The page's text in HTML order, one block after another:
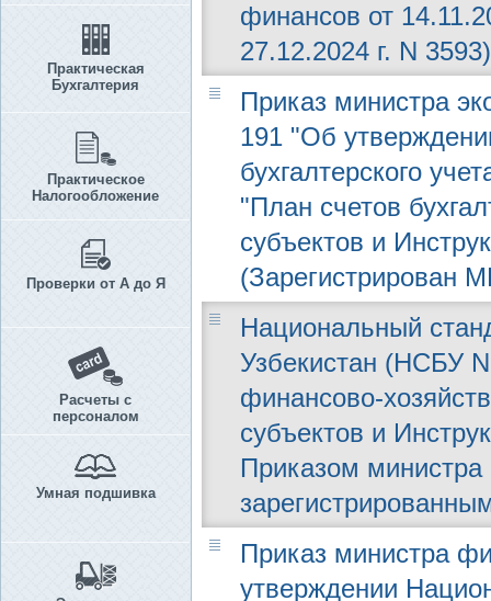
Практическая
Бухгалтерия
Практическое
Налогообложение
Проверки от А до Я
Расчеты с
персоналом
Умная подшивка
финансов от
27.12.2024 г. N 3593)
Приказ министра
191 "Об
бухгалтерского
"План счетов
субъектов и
(Зарегистрирован
Национальный
Узбекистан (НСБУ N
финансово-
субъектов и
Приказом министра
Приказ министра
утверждении